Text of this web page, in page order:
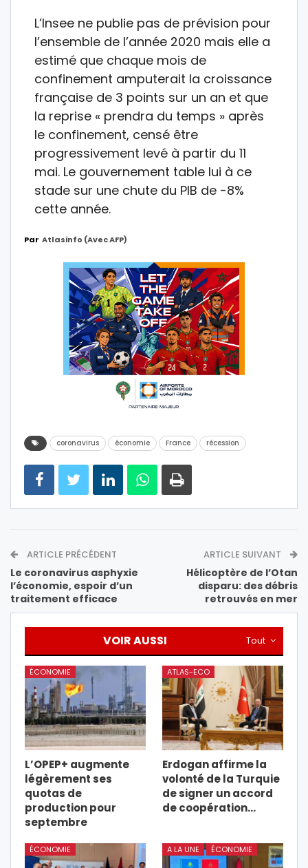
L’Insee ne publie pas de prévision pour
l’ensemble de l’année 2020 mais elle a
estimé que chaque mois de
confinement amputerait la croissance
française de 3 points sur un an et que
la reprise « prendra du temps » après
le confinement, censé être
progressivement levé à partir du 11
mai. Le gouvernement table lui à ce
stade sur une chute du PIB de -8%
cette année.
Par Atlasinfo (avec AFP)
coronavirus économie France récession
ARTICLE PRÉCÉDENT
Le coronavirus asphyxie
l’économie, espoir d’un
traitement efficace
ARTICLE SUIVANT
Hélicoptère de l’Otan
disparu: des débris
retrouvés en mer
Tout
VOIR AUSSI
ÉCONOMIE
L’OPEP+ augmente
légèrement ses
quotas de
production pour
septembre
ATLAS-ECO
Erdogan affirme la
volonté de la Turquie
de signer un accord
de coopération…
ÉCONOMIE A LA UNE ÉCONOMIE